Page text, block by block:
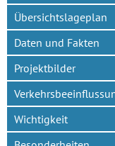
Übersichtslageplan
Daten und Fakten
Projektbilder
Wichtigkeit